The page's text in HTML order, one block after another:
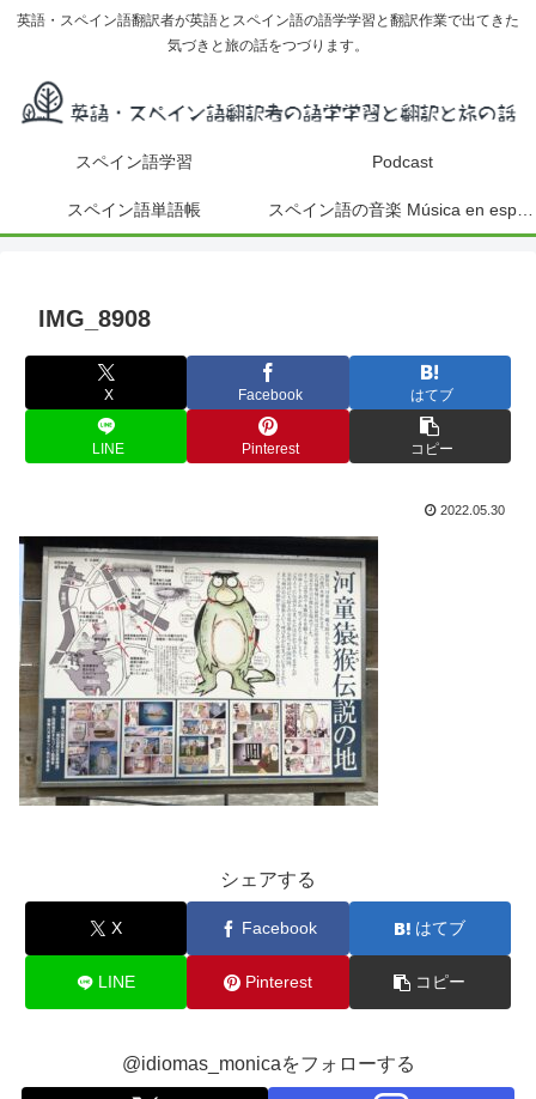
英語・スペイン語翻訳者が英語とスペイン語の語学学習と翻訳作業で出てきた
気づきと旅の話をつづります。
スペイン語学習 Podcast
スペイン語単語帳
IMG_8908
X Facebook はてブ
LINE Pinterest コピー
2022.05.30
シェアする
X Facebook はてブ
LINE Pinterest コピー
@idiomas_monicaをフォローする